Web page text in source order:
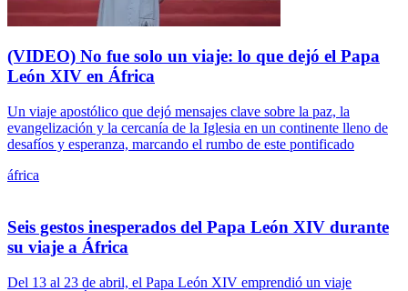
(VIDEO) No fue solo un viaje: lo que dejó el Papa
León XIV en África
Un viaje apostólico que dejó mensajes clave sobre la paz, la
evangelización y la cercanía de la Iglesia en un continente lleno de
desafíos y esperanza, marcando el rumbo de este pontificado
áfrica
Seis gestos inesperados del Papa León XIV durante
su viaje a África
Del 13 al 23 de abril, el Papa León XIV emprendió un viaje